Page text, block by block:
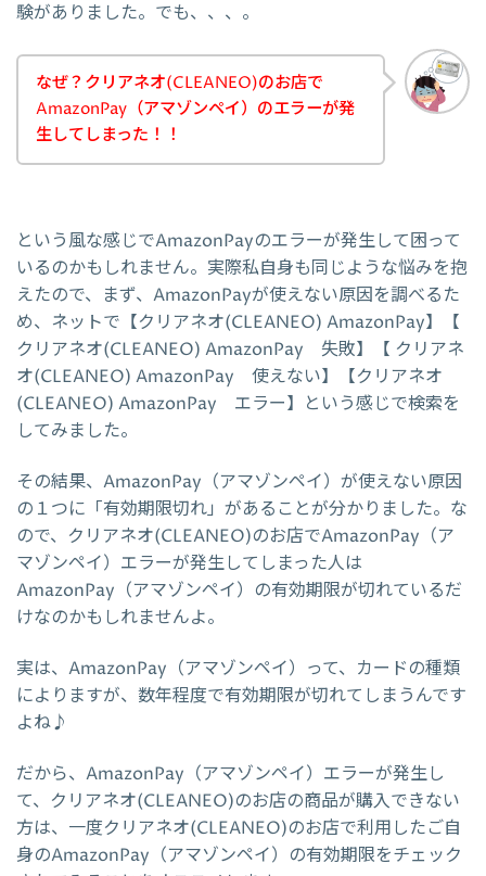
験がありました。でも、、、。
なぜ？クリアネオ(CLEANEO)のお店で
AmazonPay（アマゾンペイ）のエラーが発
生してしまった！！
という風な感じでAmazonPayのエラーが発生して困って
いるのかもしれません。実際私自身も同じような悩みを抱
えたので、まず、AmazonPayが使えない原因を調べるた
め、ネットで【クリアネオ(CLEANEO) AmazonPay】【
クリアネオ(CLEANEO) AmazonPay 失敗】【 クリアネ
オ(CLEANEO) AmazonPay 使えない】【クリアネオ
(CLEANEO) AmazonPay エラー】という感じで検索を
してみました。
その結果、AmazonPay（アマゾンペイ）が使えない原因
の１つに「有効期限切れ」があることが分かりました。な
ので、クリアネオ(CLEANEO)のお店でAmazonPay（ア
マゾンペイ）エラーが発生してしまった人は
AmazonPay（アマゾンペイ）の有効期限が切れているだ
けなのかもしれませんよ。
実は、AmazonPay（アマゾンペイ）って、カードの種類
によりますが、数年程度で有効期限が切れてしまうんです
よね♪
だから、AmazonPay（アマゾンペイ）エラーが発生し
て、クリアネオ(CLEANEO)のお店の商品が購入できない
方は、一度クリアネオ(CLEANEO)のお店で利用したご自
身のAmazonPay（アマゾンペイ）の有効期限をチェック